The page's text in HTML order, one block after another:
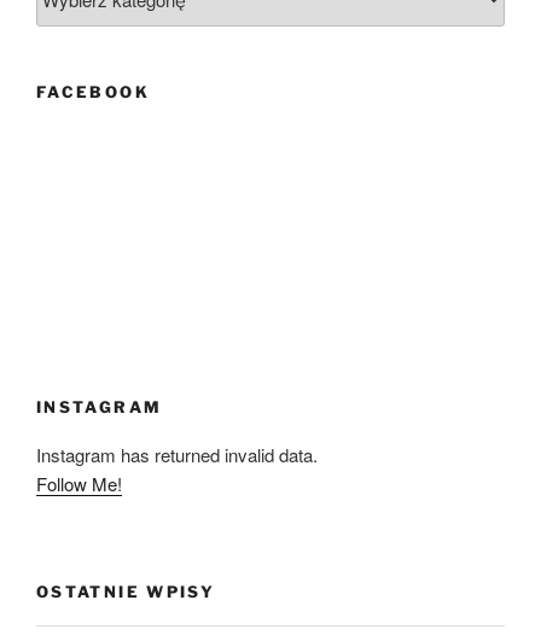
FACEBOOK
INSTAGRAM
Instagram has returned invalid data.
Follow Me!
OSTATNIE WPISY